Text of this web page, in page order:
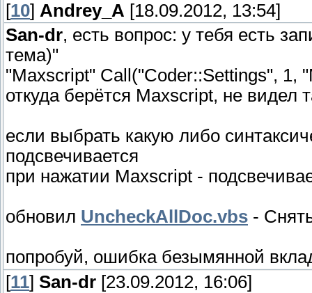
[10] Andrey_A [18.09.2012, 13:54]
San-dr, есть вопрос: у тебя есть
тема)"
"Maxscript" Call("Coder::Settings", 1,
откуда берётся Maxscript, не видел
если выбрать какую либо
подсвечивается
при нажатии Maxscript -
обновил UncheckAllDoc.vbs -
попробуй, ошибка безымянной
[11] San-dr [23.09.2012, 16:06]